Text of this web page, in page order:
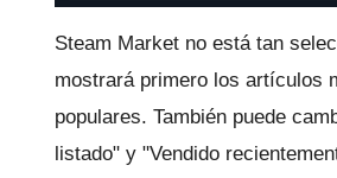
Steam Market no está tan
mostrará primero los artículos
populares. También puede
listado" y "Vendido